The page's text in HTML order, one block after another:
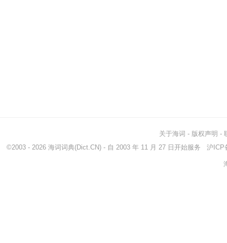
关于海词 - 版权声明 -
©2003 - 2026 海词词典(Dict.CN) - 自 2003 年 11 月 27 日开始服务 沪ICP